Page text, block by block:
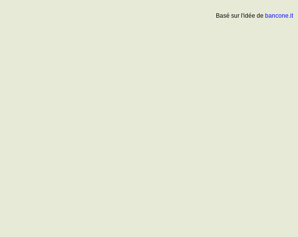
Basé sur l'idée de bancone.it